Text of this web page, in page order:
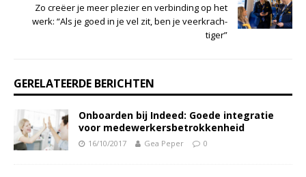
Zo creëer je meer plezier en verbinding op het
werk: “Als je goed in je vel zit, ben je veerkrach­
tiger”
GERELATEERDE BERICHTEN
Onboarden bij Indeed: Goede integratie
voor medewerkersbetrokkenheid
16/10/2017 Gea Peper 0